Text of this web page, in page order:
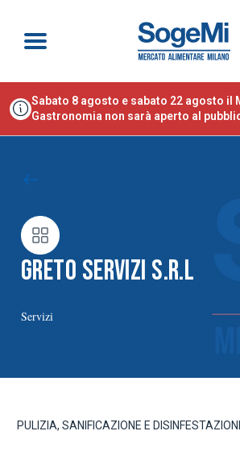
Sabato 8 agosto e sabato 22 agosto il
Gastronomia non sarà aperto al
GRETO SERVIZI S.R.L
Servizi
PULIZIA, SANIFICAZIONE E